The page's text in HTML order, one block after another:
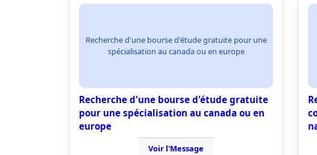
Recherche d'une bourse d'étude gratuite pour une
spécialisation au canada ou en europe
Recherche d'une bourse d'étude gratuite
pour une spécialisation au canada ou en
europe
Voir l'Message